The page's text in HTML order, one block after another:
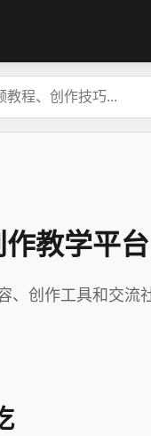
教学平台
、创作工具和交流